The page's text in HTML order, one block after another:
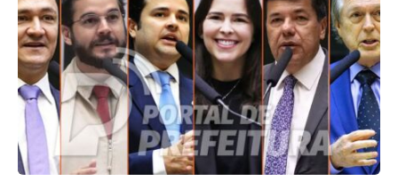
cuidado.
"Temos certeza que essas dificuldades
aparentes serão vencidas pelos benefícios
que a equoterapia trará."
Para o deputado Gilson Marques (Novo-SC),
a proposta é inviável com os recursos
atualmente disponíveis nos SUS.